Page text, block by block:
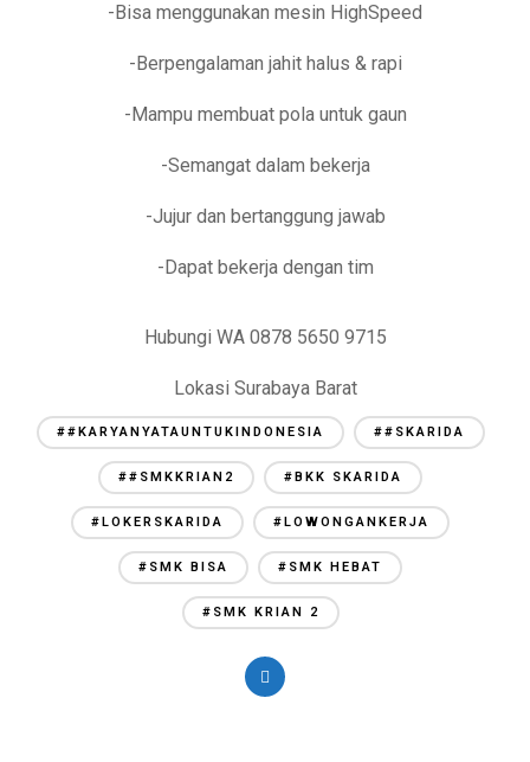
-Bisa menggunakan mesin HighSpeed
-Berpengalaman jahit halus & rapi
-Mampu membuat pola untuk gaun
-Semangat dalam bekerja
-Jujur dan bertanggung jawab
-Dapat bekerja dengan tim
Hubungi WA 0878 5650 9715
Lokasi Surabaya Barat
##KARYANYATAUNTUKINDONESIA ##SKARIDA
##SMKKRIAN2 #BKK SKARIDA
#LOKERSKARIDA #LOWONGANKERJA
#SMK BISA #SMK HEBAT
#SMK KRIAN 2